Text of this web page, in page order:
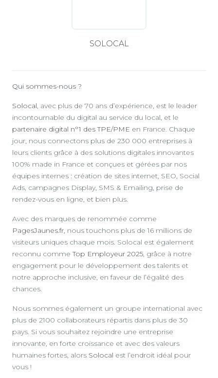
SOLOCAL
Qui sommes-nous ?
Solocal, avec plus de 70 ans d’expérience, est le leader
incontournable du digital au service du local, et le
partenaire digital n°1 des TPE/PME en France. Chaque
jour, nous connectons plus de 230 000 entreprises à
leurs clients grâce à des solutions digitales innovantes
100% made in France et conçues et gérées par nos
équipes internes : création de sites internet, SEO, Social
Ads, campagnes Display, SMS & Emailing, prise de
rendez-vous en ligne, et bien plus.
Avec des marques de renommée comme
PagesJaunes.fr, nous touchons plus de 16 millions de
visiteurs uniques chaque mois. Solocal est également
reconnu commeTop Employeur 2025, grâce à notre
engagement pour le développement des talents et
notre approche inclusive, en faveur de l’égalité des
chances.
Nous sommes également un groupe international avec
plus de 2100 collaborateurs répartis dans plus de 30
pays. Si vous souhaitez rejoindre une entreprise
innovante, en forte croissance et avec des valeurs
humaines fortes, alors Solocal est l’endroit idéal pour
vous !